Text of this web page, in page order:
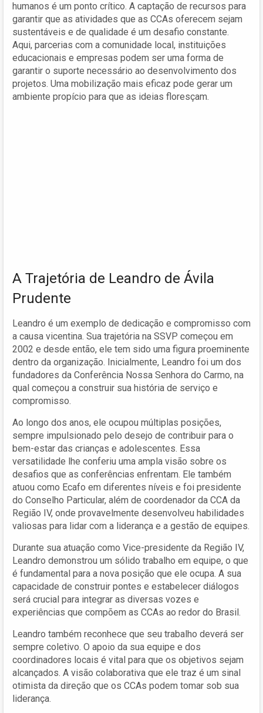
humanos é um ponto crítico. A captação de recursos para
garantir que as atividades que as CCAs oferecem sejam
sustentáveis e de qualidade é um desafio constante.
Aqui, parcerias com a comunidade local, instituições
educacionais e empresas podem ser uma forma de
garantir o suporte necessário ao desenvolvimento dos
projetos. Uma mobilização mais eficaz pode gerar um
ambiente propício para que as ideias floresçam.
A Trajetória de Leandro de Ávila
Prudente
Leandro é um exemplo de dedicação e compromisso com
a causa vicentina. Sua trajetória na SSVP começou em
2002 e desde então, ele tem sido uma figura proeminente
dentro da organização. Inicialmente, Leandro foi um dos
fundadores da Conferência Nossa Senhora do Carmo, na
qual começou a construir sua história de serviço e
compromisso.
Ao longo dos anos, ele ocupou múltiplas posições,
sempre impulsionado pelo desejo de contribuir para o
bem-estar das crianças e adolescentes. Essa
versatilidade lhe conferiu uma ampla visão sobre os
desafios que as conferências enfrentam. Ele também
atuou como Ecafo em diferentes níveis e foi presidente
do Conselho Particular, além de coordenador da CCA da
Região IV, onde provavelmente desenvolveu habilidades
valiosas para lidar com a liderança e a gestão de equipes.
Durante sua atuação como Vice-presidente da Região IV,
Leandro demonstrou um sólido trabalho em equipe, o que
é fundamental para a nova posição que ele ocupa. A sua
capacidade de construir pontes e estabelecer diálogos
será crucial para integrar as diversas vozes e
experiências que compõem as CCAs ao redor do Brasil.
Leandro também reconhece que seu trabalho deverá ser
sempre coletivo. O apoio da sua equipe e dos
coordinadores locais é vital para que os objetivos sejam
alcançados. A visão colaborativa que ele traz é um sinal
otimista da direção que os CCAs podem tomar sob sua
liderança.